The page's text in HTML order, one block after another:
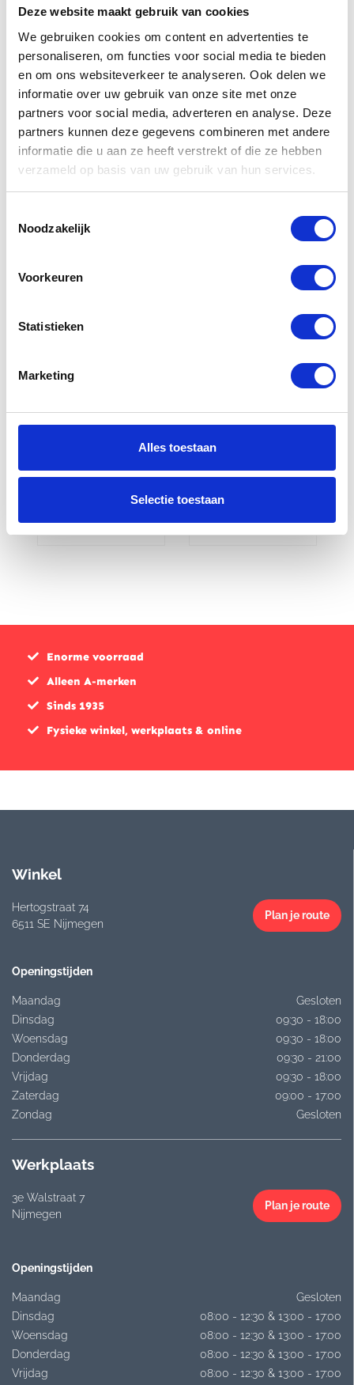
Deze website maakt gebruik van cookies
We gebruiken cookies om content en advertenties te
personaliseren, om functies voor social media te bieden
en om ons websiteverkeer te analyseren. Ook delen we
informatie over uw gebruik van onze site met onze
partners voor social media, adverteren en analyse. Deze
partners kunnen deze gegevens combineren met andere
informatie die u aan ze heeft verstrekt of die ze hebben
verzameld op basis van uw gebruik van hun services.
Noodzakelijk
Voorkeuren
Statistieken
Marketing
Alles toestaan
Selectie toestaan
Geef bij u bestelling altijd u type motorfiets door,
zo kunnen wij u adviseren of dit de juist
passende hoes voor u motorfiets is.
Verheul
Verheul
102,25
917S
€124,00
Verheul
911TZ
€155,00
Enorme voorraad
Alleen A-merken
Sinds 1935
Fysieke winkel, werkplaats & online
Winkel
Hertogstraat 74
6511 SE Nijmegen
Plan je route
Openingstijden
Maandag
Gesloten
Dinsdag
09:30 - 18:00
Woensdag
09:30 - 18:00
Donderdag
09:30 - 21:00
Vrijdag
09:30 - 18:00
Zaterdag
09:00 - 17:00
Zondag
Gesloten
Werkplaats
3e Walstraat 7
Nijmegen
Plan je route
Openingstijden
Maandag
Gesloten
Dinsdag
08:00 - 12:30 & 13:00 - 17:00
Woensdag
08:00 - 12:30 & 13:00 - 17:00
Donderdag
08:00 - 12:30 & 13:00 - 17:00
Vrijdag
08:00 - 12:30 & 13:00 - 17:00